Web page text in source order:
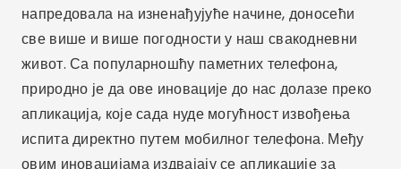
напредовала на изненађујуће начине, доносећи
све више и више погодности у наш свакодневни
живот. Са популарношћу паметних телефона,
природно је да ове иновације до нас долазе преко
апликација, које сада нуде могућност извођења
испита директно путем мобилног телефона. Међу
овим иновацијама издвајају се апликације за